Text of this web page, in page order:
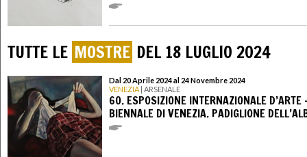
TUTTE LE MOSTRE DEL 18 LUGLIO 2024
Dal 20 Aprile 2024 al 24 Novembre 2024
VENEZIA | ARSENALE
60. ESPOSIZIONE INTERNAZIONALE D’ARTE
BIENNALE DI VENEZIA. PADIGLIONE